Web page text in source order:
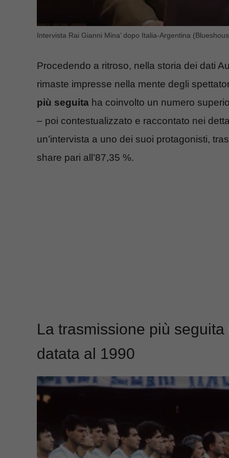
Intervista Rai Gianni Mina’ dopo Italia-Argentina
Procedendo a ritroso, nella storia dei dati
rimaste impresse nella mente degli
più seguita ha coinvolto un numero
– poi contestualizzato e raccontato nei
un’intervista a uno dei suoi protagonisti,
share pari all’87,35 %.
La trasmissione più
datata al 1990